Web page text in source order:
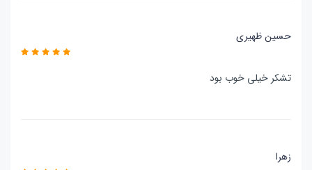
حسین ظهیری
تشکر خیلی خوب بود
زهرا